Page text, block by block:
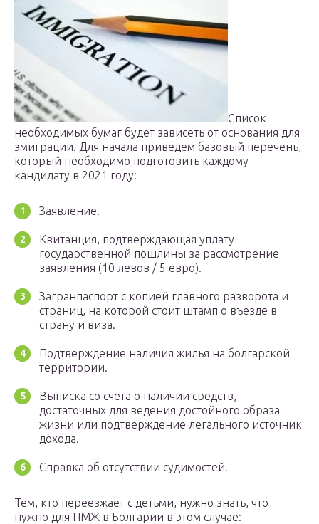
Список
необходимых бумаг будет зависеть от основания для
эмиграции. Для начала приведем базовый перечень,
который необходимо подготовить каждому
кандидату в 2021 году:
Заявление.
Квитанция, подтверждающая уплату
государственной пошлины за рассмотрение
заявления (10 левов / 5 евро).
Загранпаспорт с копией главного разворота и
страниц, на которой стоит штамп о въезде в
страну и виза.
Подтверждение наличия жилья на болгарской
территории.
Выписка со счета о наличии средств,
достаточных для ведения достойного образа
жизни или подтверждение легального источник
дохода.
Справка об отсутствии судимостей.
Тем, кто переезжает с детьми, нужно знать, что
нужно для ПМЖ в Болгарии в этом случае: